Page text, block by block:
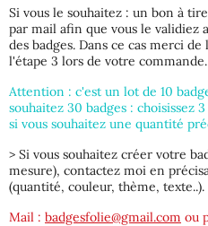
Si vous le souhaitez : un bon à
par mail afin que vous le validiez
des badges. Dans ce cas merci
l'étape 3 lors de votre commande.
Attention : c'est un lot de 10
souhaitez 30 badges : choisissez
si vous souhaitez une quantité
> Si vous souhaitez créer votre
mesure), contactez moi en
(quantité, couleur, thème, texte..).
Mail : badgesfolie@gmail.com ou